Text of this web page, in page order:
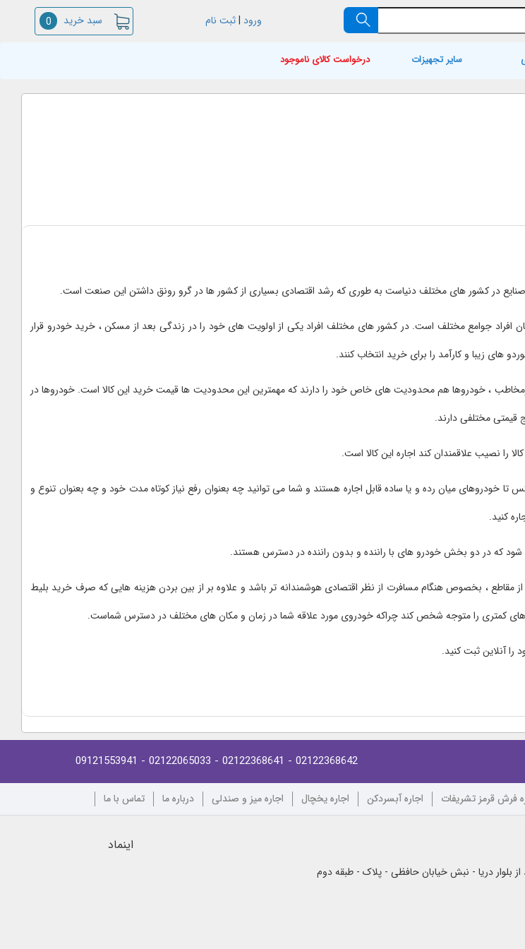
ورود |ثبت نام سبد خرید 0
سایر تجهیزات درخواست کالای ناموجود
در کشور های مختلف دنیاست به طوری که رشد اقتصادی بسیاری از کشور ها در گرو رونق داشتن این صنعت است.
افراد جوامع مختلف است. در کشور های مختلف افراد یکی از اولویت های خود را در زندگی بعد از مسکن ، خرید خودرو قرار
های زیبا و کارآمد را برای خرید انتخاب کنند.
پرمخاطب ، خودروها هم محدودیت های خاص خود را دارند که مهمترین این محدودیت ها قیمت خرید این کالا است. خودروها در
مختلفی دارند.
را نصیب علاقمندان کند اجاره این کالا است.
خودروهای میان رده و یا ساده قابل اجاره هستند و شما می توانید چه بعنوان رفع نیاز کوتاه مدت خود و چه بعنوان تنوع و
کنید.
شود که در دو بخش خودرو های با راننده و بدون راننده در دسترس هستند.
مقاطع ، بخصوص هنگام مسافرت از نظر اقتصادی هوشمندانه تر باشد و علاوه بر از بین بردن هزینه هایی که صرف خرید بلیط
کمتری را متوجه شخص کند چراکه خودروی مورد علاقه شما در زمان و مکان های مختلف در دسترس شماست.
آنلاین ثبت کنید.
02122368642
- 02122368641
- 02122065033
- 09121553941
فرش قرمز تشریفات اجاره آبسردکن اجاره یخچال اجاره میز و صندلی درباره ما تماس با ما
بلوار دریا - نبش خیابان حافظی - پلاک - طبقه دوم
اینماد